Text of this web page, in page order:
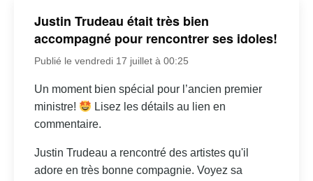
Justin Trudeau était très bien
accompagné pour rencontrer ses idoles!
Publié le vendredi 17 juillet à 00:25
Un moment bien spécial pour l’ancien premier
ministre!
Lisez les détails au lien en
commentaire.
Justin Trudeau a rencontré des artistes qu'il
adore en très bonne compagnie. Voyez sa